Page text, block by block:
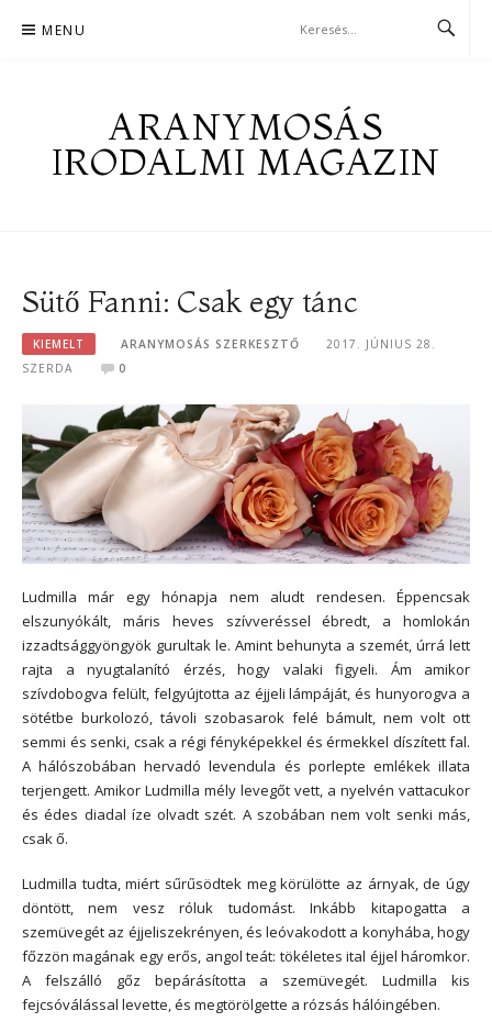
MENU
ARANYMOSÁS
IRODALMI MAGAZIN
Sütő Fanni: Csak egy tánc
KIEMELT ARANYMOSÁS SZERKESZTŐ
2017. JÚNIUS 28.
SZERDA
0
Ludmilla már egy hónapja nem aludt rendesen. Éppencsak
elszunyókált, máris heves szívveréssel ébredt, a homlokán
izzadtsággyöngyök gurultak le. Amint behunyta a szemét, úrrá lett
rajta a nyugtalanító érzés, hogy valaki figyeli. Ám amikor
szívdobogva felült, felgyújtotta az éjjeli lámpáját, és hunyorogva a
sötétbe burkolozó, távoli szobasarok felé bámult, nem volt ott
semmi és senki, csak a régi fényképekkel és érmekkel díszített fal.
A hálószobában hervadó levendula és porlepte emlékek illata
terjengett. Amikor Ludmilla mély levegőt vett, a nyelvén vattacukor
és édes diadal íze olvadt szét. A szobában nem volt senki más,
csak ő.
Ludmilla tudta, miért sűrűsödtek meg körülötte az árnyak, de úgy
döntött, nem vesz róluk tudomást. Inkább kitapogatta a
szemüvegét az éjjeliszekrényen, és leóvakodott a konyhába, hogy
főzzön magának egy erős, angol teát: tökéletes ital éjjel háromkor.
A felszálló gőz bepárásította a szemüvegét. Ludmilla kis
fejcsóválással levette, és megtörölgette a rózsás hálóingében.